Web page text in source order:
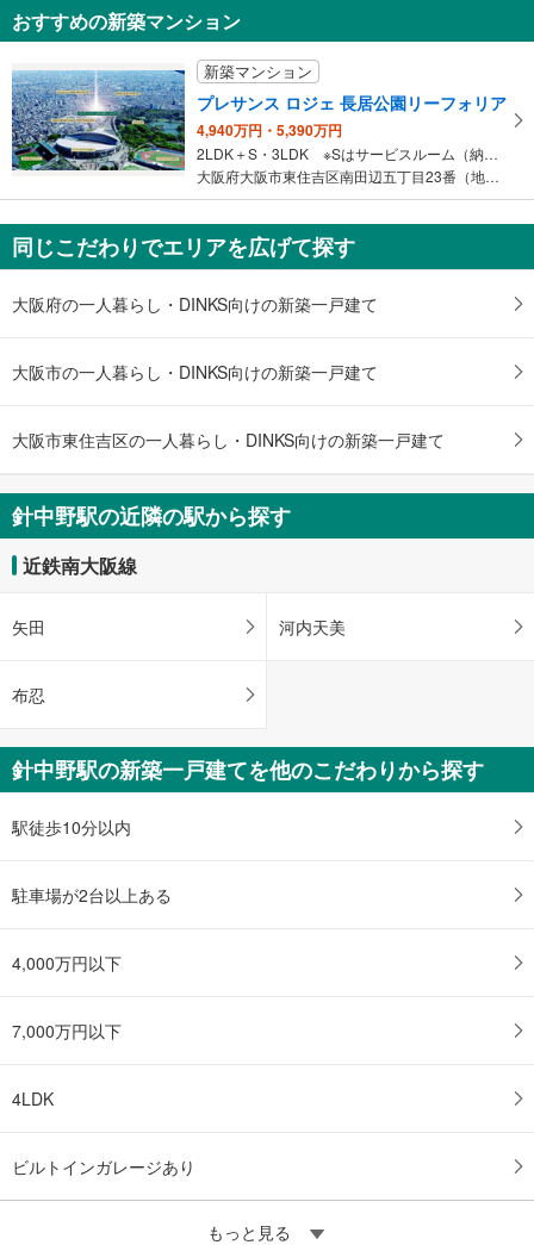
おすすめの新築マンション
新築マンション
プレサンス ロジェ 長居公園リーフォリア
4,940万円・5,390万円
2LDK＋S・3LDK ※Sはサービスルーム（納戸）です。
大阪府大阪市東住吉区南田辺五丁目23番（地番）
同じこだわりでエリアを広げて探す
大阪府の一人暮らし・DINKS向けの新築一戸建て
大阪市の一人暮らし・DINKS向けの新築一戸建て
大阪市東住吉区の一人暮らし・DINKS向けの新築一戸建て
針中野駅の近隣の駅から探す
近鉄南大阪線
矢田 河内天美
布忍
針中野駅の新築一戸建てを他のこだわりから探す
駅徒歩10分以内
駐車場が2台以上ある
4,000万円以下
7,000万円以下
4LDK
ビルトインガレージあり
もっと見る